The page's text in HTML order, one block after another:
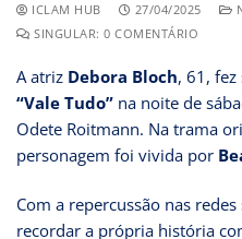
ICLAM HUB 27/04/2025
SINGULAR: 0 COMENTÁRIO
A atriz Debora Bloch, 61,
“Vale Tudo” na noite de
Odete Roitmann. Na trama
personagem foi vivida por
Com a repercussão nas redes
recordar a própria história